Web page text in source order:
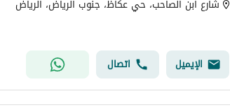
شارع ابن الصاحب، حي عكاظ، جنوب الرياض، الرياض
الإيميل اتصال